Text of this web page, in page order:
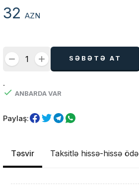
32AZN
SƏBƏTƏ AT
.
ANBARDA VAR
Paylaş:
Təsvir Taksitlə hissə-hissə ödə